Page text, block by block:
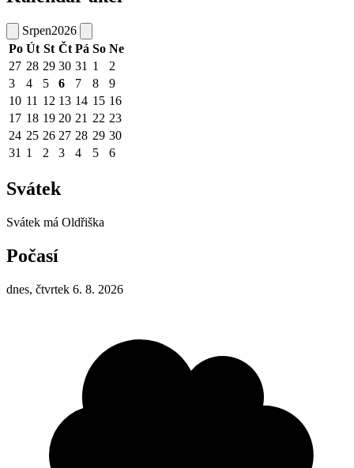
Srpen2026
Po Út St Čt Pá So Ne
27 28 29 30 31 1
2
3
4 5 6 7 8
9
10 11 12 13 14 15 16
17 18 19 20 21 22 23
24 25 26 27 28 29 30
31 1 2 3 4 5 6
Svátek
Svátek má Oldřiška
Počasí
dnes, čtvrtek 6. 8. 2026